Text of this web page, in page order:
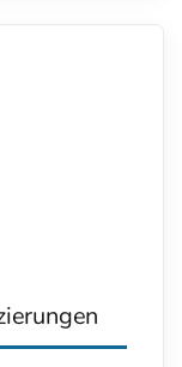
auch bei der